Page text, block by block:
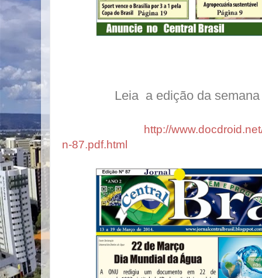
Leia a edição da semana
http://
n-87.pdf.html